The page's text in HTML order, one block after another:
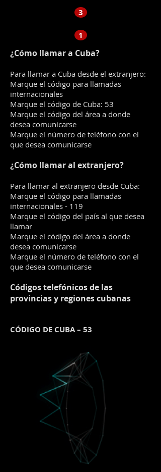
1
¿Cómo llamar a Cuba?
Para llamar a Cuba desde el extranjero:
Marque el código para llamadas
internacionales
Marque el código de Cuba: 53
Marque el código del área a donde
desea comunicarse
Marque el número de teléfono con el
que desea comunicarse
¿Cómo llamar al extranjero?
Para llamar al extranjero desde Cuba:
Marque el código para llamadas
internacionales - 119
Marque el código del país al que desea
llamar
Marque el código del área a donde
desea comunicarse
Marque el número de teléfono con el
que desea comunicarse
Códigos telefónicos de las
provincias y regiones cubanas
CÓDIGO DE CUBA – 53
3